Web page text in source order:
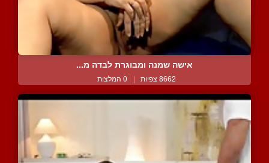
אישה שמנה ומבוגרת לבדה מ...
8662 צפיות | 0 המלצות